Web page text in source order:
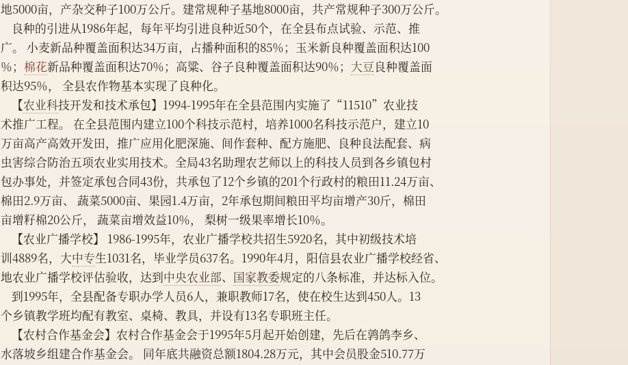
地5000亩，产杂交种子100万公斤。建常规种子基地8000亩，共产常规种子300万公斤。
    良种的引进从1986年起，每年平均引进良种近50个，在全县布点试验、示范、推
广。 小麦新品种覆盖面积达34万亩，占播种面积的85％；玉米新良种覆盖面积达100
％；棉花新品种覆盖面积达70％；高粱、谷子良种覆盖面积达90％； 大豆良种覆盖面
积达95％， 全县农作物基本实现了良种化。
    【
农业科技开发和技术承包】1994-1995年在全县范围内实施了“11510”农业技
术推广工程。 在全县范围内建立100个科技示范村，培养1000名科技示范户，建立10
万亩高产高效开发田，推广应用化肥深施、间作套种、配方施肥、良种良法配套、病
虫害综合防治五项农业实用技术。全局43名助理农艺师以上的科技人员到各乡镇包村
包办事处，并签定承包合同43份，共承包了12个乡镇的201个行政村的粮田11.24万亩、
棉田2.9万亩、 蔬菜5000亩、果园1.4万亩，2年承包期间粮田平均亩增产30斤，棉田
亩增籽棉20公斤， 蔬菜亩增效益10％， 梨树一级果率增长10％。
    【农业广播学校】 1986-1995年，农业广播学校共招生5920名，其中初级技术培
训4889名，大中专生1031名，毕业学员637名。1990年4月，阳信县农业广播学校经省、
地农业广播学校评估验收，达到中央农业部、 国家教委规定的八条标准，并达标入位。
    到1995年，全县配备专职办学人员6人，兼职教师17名，使在校生达到450人。13
个乡镇教学班均配有教室、桌椅、教具，并设有13名专职班主任。
    【农村合作基金会】农村合作基金会于1995年5月起开始创建，先后在鹑鸽李乡、
水落坡乡组建合作基金会。 同年底共融资总额1804.28万元，其中会员股金510.77万